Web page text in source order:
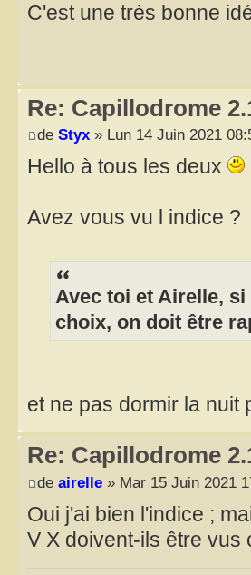
C'est une très bonne
Re: Capillodrome
de Styx » Lun 14 Juin 2021
Hello à tous les deux
Avez vous vu l indice ?
Avec toi et Airelle,
choix, on doit être
et ne pas dormir la
Re: Capillodrome
de airelle » Mar 15 Juin 2021
Oui j'ai bien l'indice ;
V X doivent-ils être vus